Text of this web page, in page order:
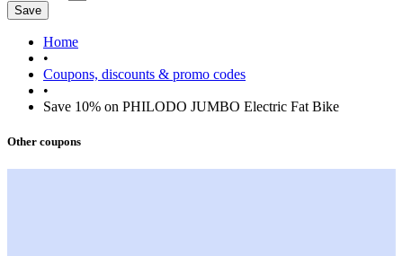
Save
Home
•
Coupons, discounts & promo codes
•
Save 10% on PHILODO JUMBO Electric Fat Bike
Other coupons